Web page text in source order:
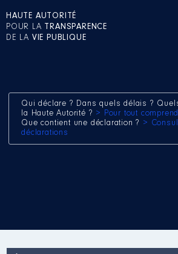
HAUTE AUTORITÉ
POUR LA TRANSPARENCE
DE LA VIE PUBLIQUE
Qui déclare ? Dans quels délais ?
la Haute Autorité ? > Pour tout
Que contient une déclaration ? >
déclarations